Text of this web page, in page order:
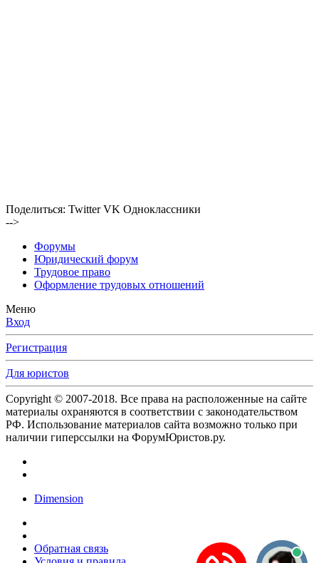
Поделиться: Twitter VK Одноклассники
-->
Форумы
Юридический форум
Трудовое право
Оформление трудовых отношений
Меню
Вход
Регистрация
Для юристов
Copyright © 2007-2018. Все права на расположенные на сайте
материалы охраняются в соответствии с законодательством
РФ. Использование материалов сайта возможно только при
наличии гиперссылки на ФорумЮристов.ру.
Dimension
Обратная связь